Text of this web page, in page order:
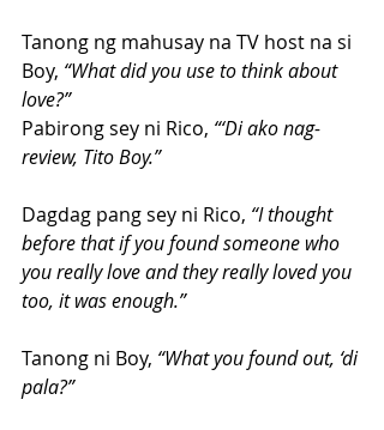
Tanong ng mahusay na TV host na si
Boy, “What did you use to think about
love?”
Pabirong sey ni Rico, “‘Di ako nag-
review, Tito Boy.”
Dagdag pang sey ni Rico, “I thought
before that if you found someone who
you really love and they really loved you
too, it was enough.”
Tanong ni Boy, “What you found out, ‘di
pala?”